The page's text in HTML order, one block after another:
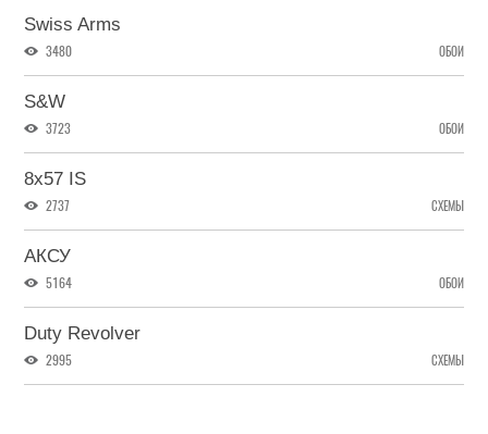
Swiss Arms
3480 ОБОИ
S&W
3723 ОБОИ
8x57 IS
2737 СХЕМЫ
АКСУ
5164 ОБОИ
Duty Revolver
2995 СХЕМЫ